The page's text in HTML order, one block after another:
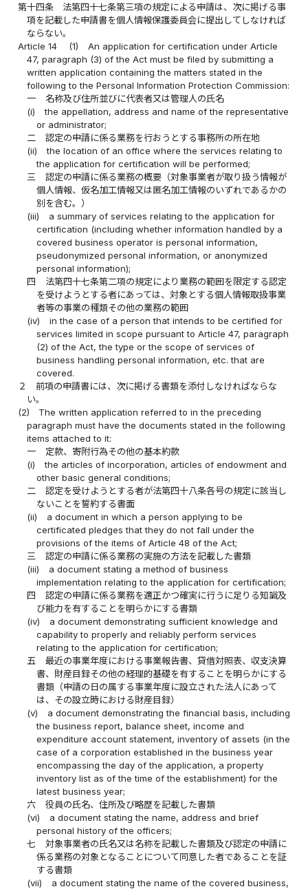
第十四条
法第四十七条第三項の規定による申請は、次に掲げる事
項を記載した申請書を個人情報保護委員会に提出してしなければ
ならない。
Article 14
(1)
An application for certification under Article
47, paragraph (3) of the Act must be filed by submitting a
written application containing the matters stated in the
following to the Personal Information Protection Commission:
一
名称及び住所並びに代表者又は管理人の氏名
(i)
the appellation, address and name of the representative
or administrator;
二
認定の申請に係る業務を行おうとする事務所の所在地
(ii)
the location of an office where the services relating to
the application for certification will be performed;
三
認定の申請に係る業務の概要（対象事業者が取り扱う情報が
個人情報、仮名加工情報又は匿名加工情報のいずれであるかの
別を含む。）
(iii)
a summary of services relating to the application for
certification (including whether information handled by a
covered business operator is personal information,
pseudonymized personal information, or anonymized
personal information);
四
法第四十七条第二項の規定により業務の範囲を限定する認定
を受けようとする者にあっては、対象とする個人情報取扱事業
者等の事業の種類その他の業務の範囲
(iv)
in the case of a person that intends to be certified for
services limited in scope pursuant to Article 47, paragraph
(2) of the Act, the type or the scope of services of
business handling personal information, etc. that are
covered.
２
前項の申請書には、次に掲げる書類を添付しなければならな
い。
(2)
The written application referred to in the preceding
paragraph must have the documents stated in the following
items attached to it:
一
定款、寄附行為その他の基本約款
(i)
the articles of incorporation, articles of endowment and
other basic general conditions;
二
認定を受けようとする者が法第四十八条各号の規定に該当し
ないことを誓約する書面
(ii)
a document in which a person applying to be
certificated pledges that they do not fall under the
provisions of the items of Article 48 of the Act;
三
認定の申請に係る業務の実施の方法を記載した書類
(iii)
a document stating a method of business
implementation relating to the application for certification;
四
認定の申請に係る業務を適正かつ確実に行うに足りる知識及
び能力を有することを明らかにする書類
(iv)
a document demonstrating sufficient knowledge and
capability to properly and reliably perform services
relating to the application for certification;
五
最近の事業年度における事業報告書、貸借対照表、収支決算
書、財産目録その他の経理的基礎を有することを明らかにする
書類（申請の日の属する事業年度に設立された法人にあって
は、その設立時における財産目録）
(v)
a document demonstrating the financial basis, including
the business report, balance sheet, income and
expenditure account statement, inventory of assets (in the
case of a corporation established in the business year
encompassing the day of the application, a property
inventory list as of the time of the establishment) for the
latest business year;
六
役員の氏名、住所及び略歴を記載した書類
(vi)
a document stating the name, address and brief
personal history of the officers;
七
対象事業者の氏名又は名称を記載した書類及び認定の申請に
係る業務の対象となることについて同意した者であることを証
する書類
(vii)
a document stating the name of the covered business,